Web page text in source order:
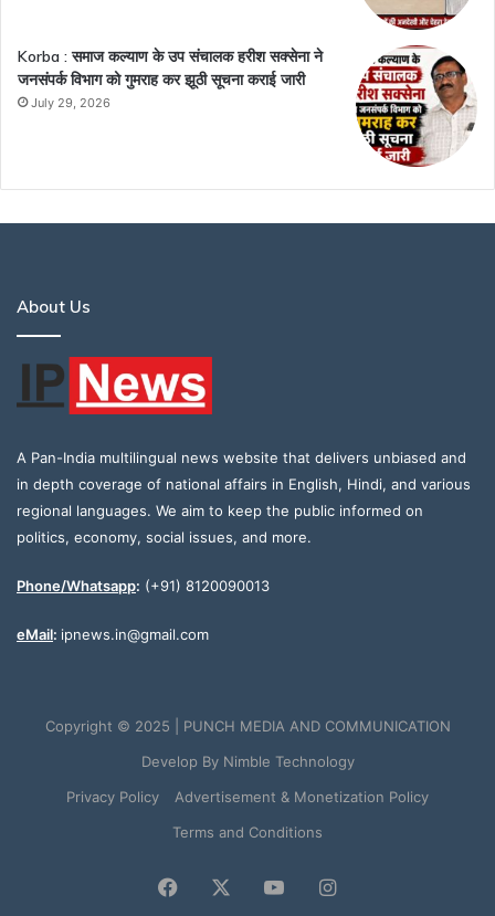
Korba : समाज कल्याण के उप संचालक हरीश सक्सेना ने
जनसंपर्क विभाग को गुमराह कर झूठी सूचना कराई जारी
July 29, 2026
About Us
A Pan-India multilingual news website that delivers unbiased and
in depth coverage of national affairs in English, Hindi, and various
regional languages. We aim to keep the public informed on
politics, economy, social issues, and more.
Phone/Whatsapp: (+91) 8120090013
eMail: ipnews.in@gmail.com
Copyright © 2025 | PUNCH MEDIA AND COMMUNICATION
Develop By Nimble Technology
Privacy Policy
Advertisement & Monetization Policy
Terms and Conditions
Facebook YouTubeInstagram